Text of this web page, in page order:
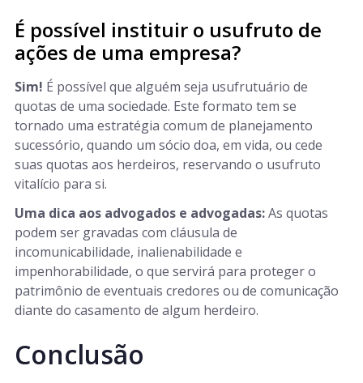
É possível instituir o usufruto de
ações de uma empresa?
Sim! É possível que alguém seja usufrutuário de
quotas de uma sociedade. Este formato tem se
tornado uma estratégia comum de planejamento
sucessório, quando um sócio doa, em vida, ou cede
suas quotas aos herdeiros, reservando o usufruto
vitalício para si.
Uma dica aos advogados e advogadas:As quotas
podem ser gravadas com cláusula de
incomunicabilidade, inalienabilidade e
impenhorabilidade, o que servirá para proteger o
patrimônio de eventuais credores ou de comunicação
diante do casamento de algum herdeiro.
Conclusão